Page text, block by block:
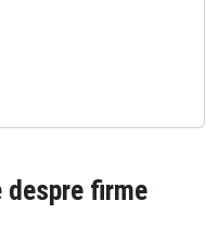
despre firme